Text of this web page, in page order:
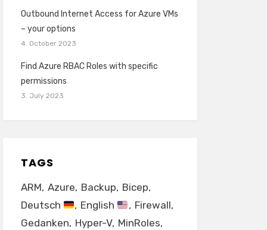
Outbound Internet Access for Azure VMs
– your options
4. October 2023
Find Azure RBAC Roles with specific
permissions
3. July 2023
TAGS
ARM Azure Backup Bicep
Deutsch
English
Firewall
Gedanken Hyper-V MinRoles